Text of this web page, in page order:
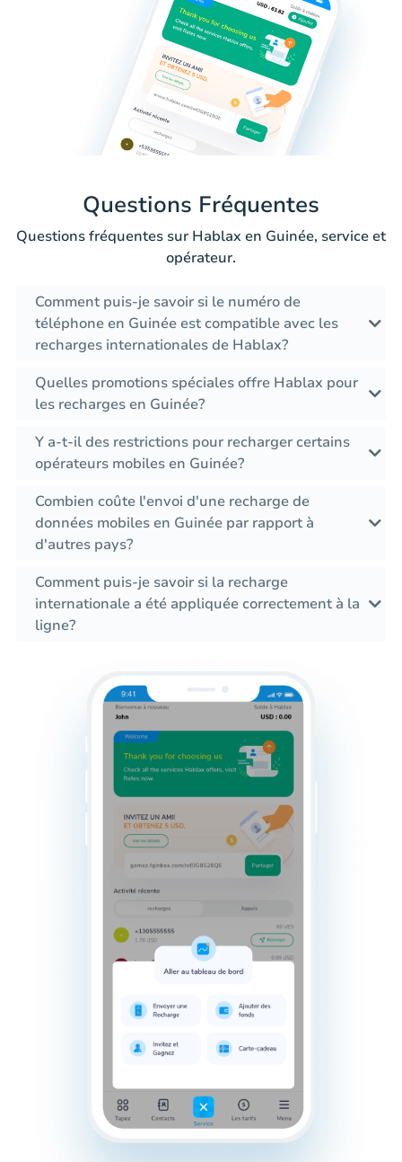
Questions Fréquentes
Questions fréquentes sur Hablax en Guinée, service et
opérateur.
Comment puis-je savoir si le numéro de
téléphone en Guinée est compatible avec les
recharges internationales de Hablax?
Quelles promotions spéciales offre Hablax pour
les recharges en Guinée?
Y a-t-il des restrictions pour recharger certains
opérateurs mobiles en Guinée?
Combien coûte l'envoi d'une recharge de
données mobiles en Guinée par rapport à
d'autres pays?
Comment puis-je savoir si la recharge
internationale a été appliquée correctement à la
ligne?